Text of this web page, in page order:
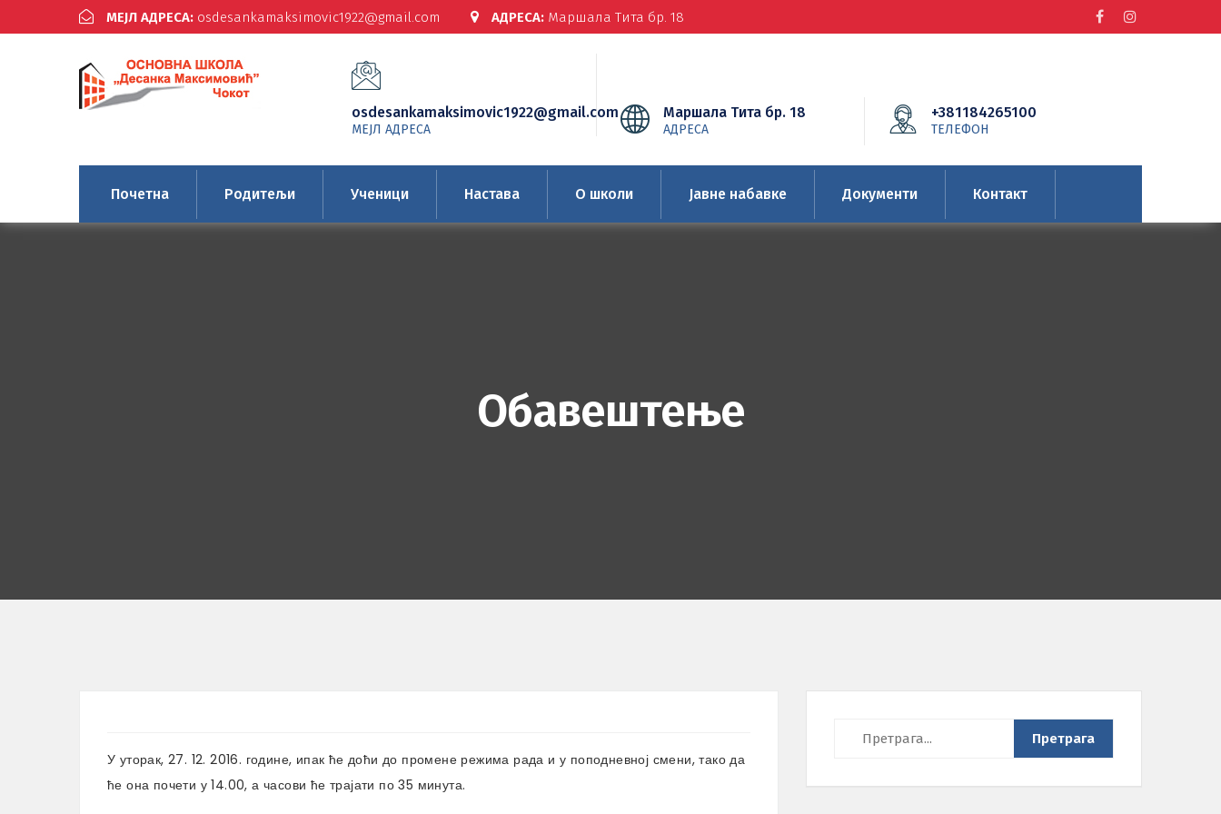
МЕЈЛ АДРЕСА: osdesankamaksimovic1922@gmail.com АДРЕСА: Маршала Тита бр. 18
osdesankamaksimovic1922@gmail.com
МЕЈЛ АДРЕСА
Маршала Тита бр. 18
АДРЕСА
+381184265100
ТЕЛЕФОН
Почетна Родитељи Ученици Настава О школи Јавне набавке Документи Контакт
Обавештење
У уторак, 27. 12. 2016. године, ипак ће доћи до промене режима рада и у поподневној смени, тако да
ће она почети у 14.00, а часови ће трајати по 35 минута.